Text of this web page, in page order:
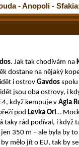
- Anopoli -
. Jak tak chodívám na
dostane na nějaký
i ostrov Gavdos spolu
jsou oba ostrovy, i
když kempuje v Agia
pod Levka Ori…
taky rád podíval, i když
350 m – ale byla by
mělo jít o EU, tak by